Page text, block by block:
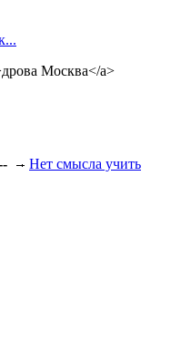
Москва</a>
Нет смысла учить